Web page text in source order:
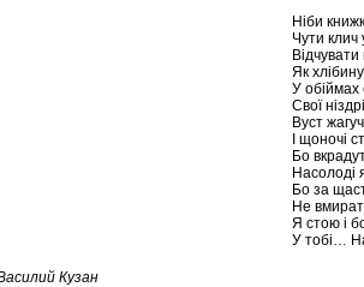
Ніби
Чути клич
Як
У обіймах
Свої
Вуст
І щоночі
Бо
Насолоді
Бо за
Не
Я стою і
У тобі…
Кузан